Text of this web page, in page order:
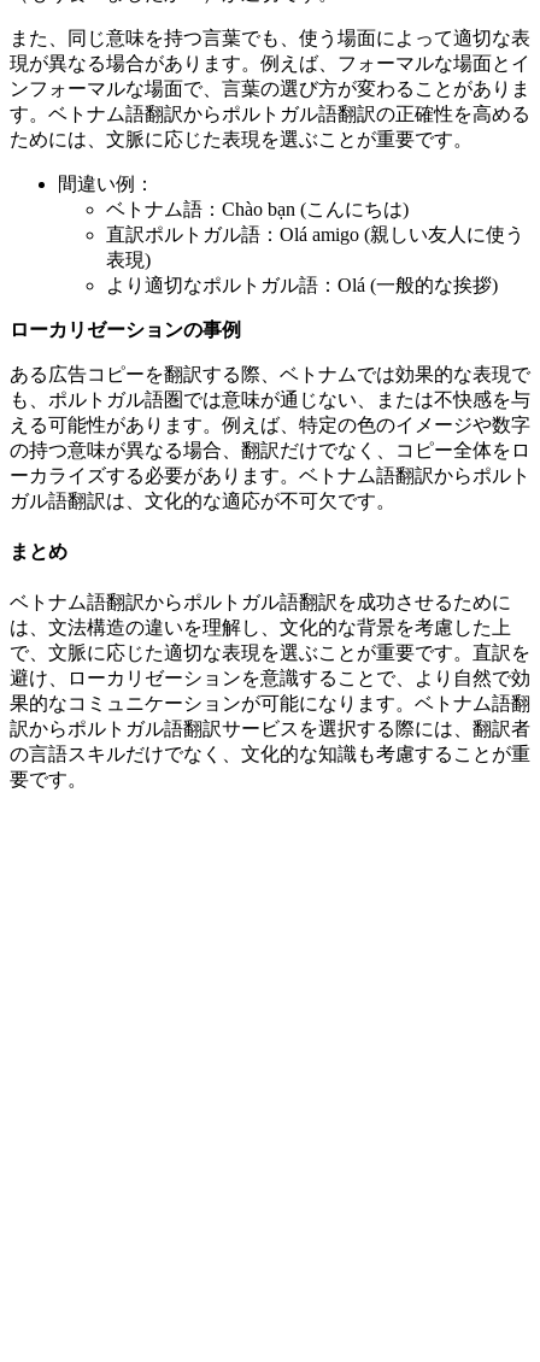
また、同じ意味を持つ言葉でも、使う場面によって適切な表
現が異なる場合があります。例えば、フォーマルな場面とイ
ンフォーマルな場面で、言葉の選び方が変わることがありま
す。ベトナム語翻訳からポルトガル語翻訳の正確性を高める
ためには、文脈に応じた表現を選ぶことが重要です。
間違い例：
ベトナム語：Chào bạn (こんにちは)
直訳ポルトガル語：Olá amigo (親しい友人に使う
表現)
より適切なポルトガル語：Olá (一般的な挨拶)
ローカリゼーションの事例
ある広告コピーを翻訳する際、ベトナムでは効果的な表現で
も、ポルトガル語圏では意味が通じない、または不快感を与
える可能性があります。例えば、特定の色のイメージや数字
の持つ意味が異なる場合、翻訳だけでなく、コピー全体をロ
ーカライズする必要があります。ベトナム語翻訳からポルト
ガル語翻訳は、文化的な適応が不可欠です。
まとめ
ベトナム語翻訳からポルトガル語翻訳を成功させるために
は、文法構造の違いを理解し、文化的な背景を考慮した上
で、文脈に応じた適切な表現を選ぶことが重要です。直訳を
避け、ローカリゼーションを意識することで、より自然で効
果的なコミュニケーションが可能になります。ベトナム語翻
訳からポルトガル語翻訳サービスを選択する際には、翻訳者
の言語スキルだけでなく、文化的な知識も考慮することが重
要です。